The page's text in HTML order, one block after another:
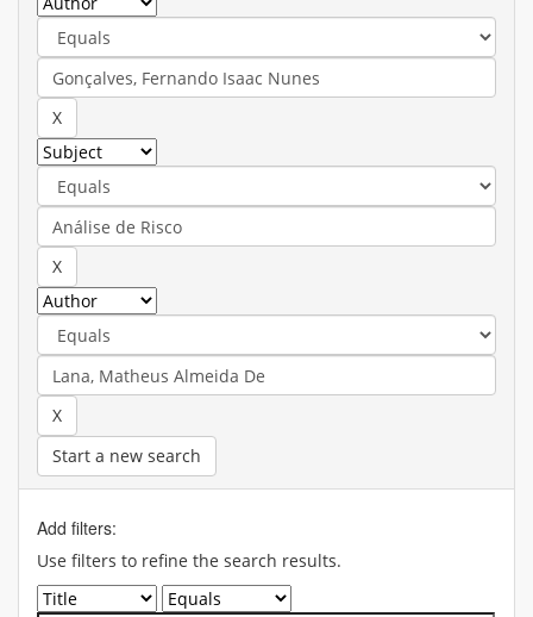
Start a new search
Add filters:
Use filters to refine the search results.